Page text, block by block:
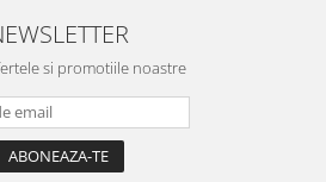
si promotiile noastre